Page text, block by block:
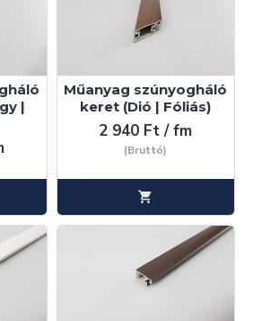
szúnyogháló konfigurátorunk
megfelelő szúnyogháló típust, majd
|
Műanyag szúnyogháló
keret (Dió | Fóliás)
2 940 Ft / fm
(Bruttó)